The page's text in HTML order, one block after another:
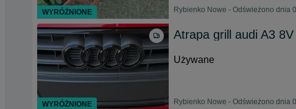
Rybienko Nowe - Odświeżono dnia
Atrapa grill audi A3
Używane
Rybienko Nowe - Odświeżono dnia
WYRÓŻNIONE
WYRÓŻNIONE